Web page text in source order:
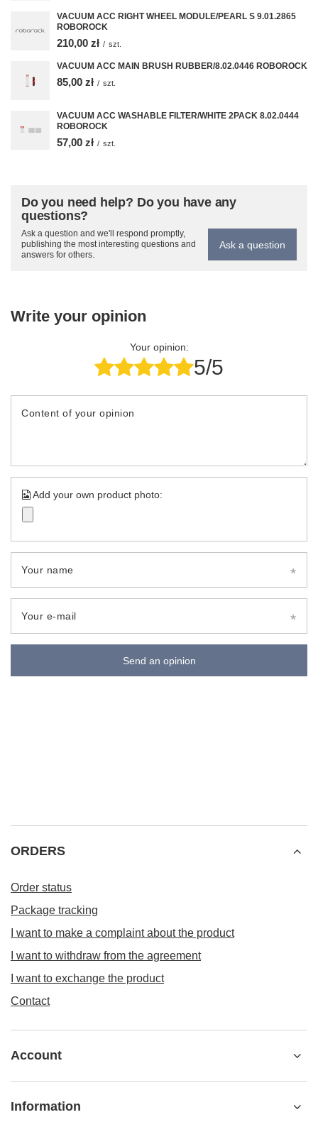
VACUUM ACC RIGHT WHEEL MODULE/PEARL S 9.01.2865
ROBOROCK
210,00 zł / szt.
VACUUM ACC MAIN BRUSH RUBBER/8.02.0446 ROBOROCK
85,00 zł / szt.
VACUUM ACC WASHABLE FILTER/WHITE 2PACK 8.02.0444
ROBOROCK
57,00 zł / szt.
Do you need help? Do you have any
questions?
Ask a question and we'll respond promptly,
publishing the most interesting questions and
answers for others.
Ask a question
Write your opinion
Your opinion:
5/5
Content of your opinion
Add your own product photo:
Your name
Your e-mail
Send an opinion
ORDERS
Order status
Package tracking
I want to make a complaint about the product
I want to withdraw from the agreement
I want to exchange the product
Contact
Account
Information